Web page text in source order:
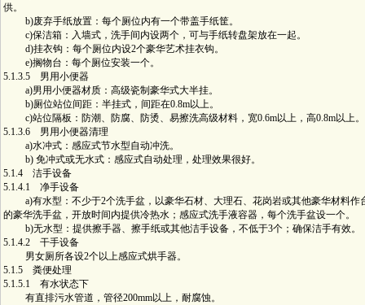
供。
b)废弃手纸放置：每个厕位内有一个带盖手纸筐。
c)保洁箱：入墙式，洗手间内设两个，可与手纸转盘架放在一起。
d)挂衣钩：每个厕位内设2个豪华艺术挂衣钩。
e)搁物台：每个厕位安装一个。
5.1.3.5 男用小便器
a)男用小便器材质：高级瓷制豪华式大半挂。
b)厕位站位间距：半挂式，间距在0.8m以上。
c)站位隔板：防潮、防腐、防烫、易擦洗高级材料，宽0.6m以上，高0.8m以上。
5.1.3.6 男用小便器清理
a)水冲式：感应式节水型自动冲洗。
b) 免冲式或无水式：感应式自动处理，处理效果很好。
5.1.4 洁手设备
5.1.4.1 净手设备
a)有水型：不少于2个洗手盆，以豪华石材、大理石、花岗岩或其他豪华材料作
的豪华洗手盆，开放时间内提供冷热水；感应式洗手液容器，每个洗手盆设一个。
b)无水型：提供擦手器、擦手纸或其他洁手设备，不低于3个；确保洁手有效。
5.1.4.2 干手设备
男女厕所各设2个以上感应式烘手器。
5.1.5 粪便处理
5.1.5.1 有水状态下
有直排污水管道，管径200mm以上，耐腐蚀。